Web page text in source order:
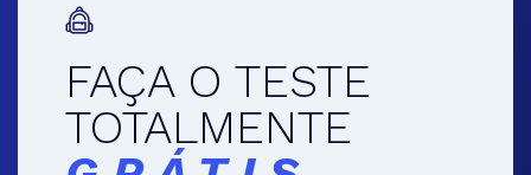
FAÇA O TESTE
TOTALMENTE